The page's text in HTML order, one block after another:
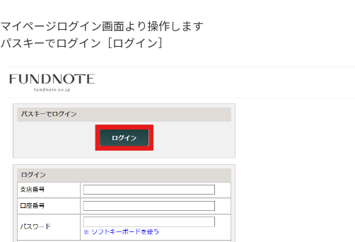
マイページログイン画面より操作します
パスキーでログイン［ログイン］